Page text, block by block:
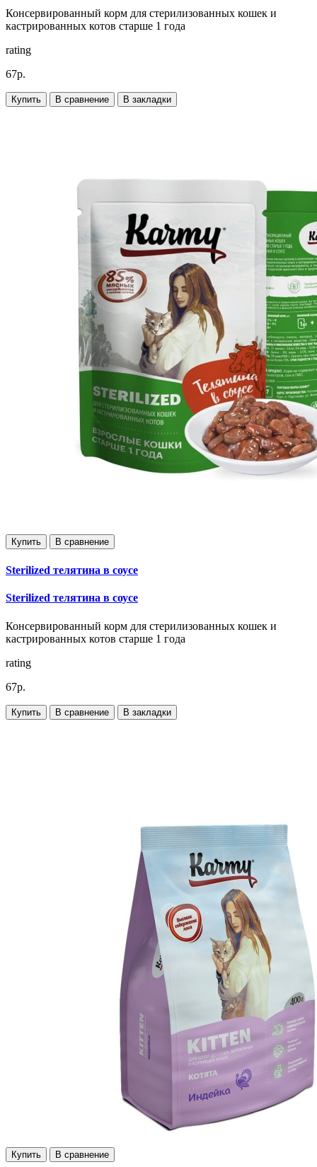
Консервированный корм для стерилизованных кошек и
кастрированных котов старше 1 года
rating
67р.
Купить В сравнение В закладки
Купить В сравнение
Sterilized телятина в соусе
Sterilized телятина в соусе
Консервированный корм для стерилизованных кошек и
кастрированных котов старше 1 года
rating
67р.
Купить В сравнение В закладки
Купить В сравнение